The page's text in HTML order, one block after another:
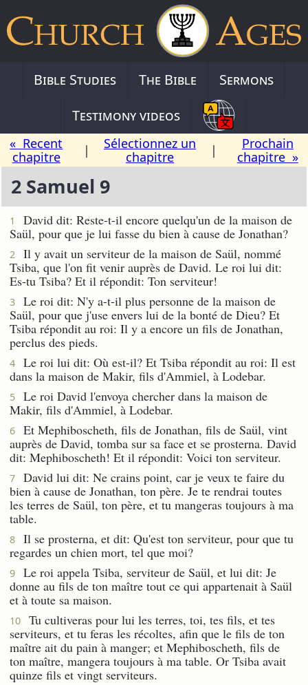
Bible Studies The Bible
Sermons
Testimony videos
« Recent
chapitre
|
Sélectionnez un
chapitre
|
Prochain
chapitre »
2 Samuel 9
1
David dit: Reste-t-il encore quelqu'un de la maison de
Saül, pour que je lui fasse du bien à cause de Jonathan?
2
Il y avait un serviteur de la maison de Saül, nommé
Tsiba, que l'on fit venir auprès de David. Le roi lui dit:
Es-tu Tsiba? Et il répondit: Ton serviteur!
3
Le roi dit: N'y a-t-il plus personne de la maison de
Saül, pour que j'use envers lui de la bonté de Dieu? Et
Tsiba répondit au roi: Il y a encore un fils de Jonathan,
perclus des pieds.
4
Le roi lui dit: Où est-il? Et Tsiba répondit au roi: Il est
dans la maison de Makir, fils d'Ammiel, à Lodebar.
5
Le roi David l'envoya chercher dans la maison de
Makir, fils d'Ammiel, à Lodebar.
6
Et Mephiboscheth, fils de Jonathan, fils de Saül, vint
auprès de David, tomba sur sa face et se prosterna. David
dit: Mephiboscheth! Et il répondit: Voici ton serviteur.
7
David lui dit: Ne crains point, car je veux te faire du
bien à cause de Jonathan, ton père. Je te rendrai toutes
les terres de Saül, ton père, et tu mangeras toujours à ma
table.
8
Il se prosterna, et dit: Qu'est ton serviteur, pour que tu
regardes un chien mort, tel que moi?
9
Le roi appela Tsiba, serviteur de Saül, et lui dit: Je
donne au fils de ton maître tout ce qui appartenait à Saül
et à toute sa maison.
10
Tu cultiveras pour lui les terres, toi, tes fils, et tes
serviteurs, et tu feras les récoltes, afin que le fils de ton
maître ait du pain à manger; et Mephiboscheth, fils de
ton maître, mangera toujours à ma table. Or Tsiba avait
quinze fils et vingt serviteurs.